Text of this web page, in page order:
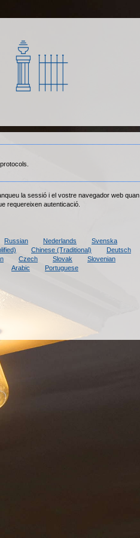
la sessió i el vostre navegador web quan
requereixen autenticació.
Russian Nederlands
Svenska
Chinese (Traditional)
Deutsch
Czech Slovak
Slovenian
Arabic
Portuguese